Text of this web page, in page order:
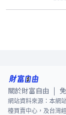
事
股
發
關於財富自由
網站資料來源：本網
檯買賣中心，及台灣